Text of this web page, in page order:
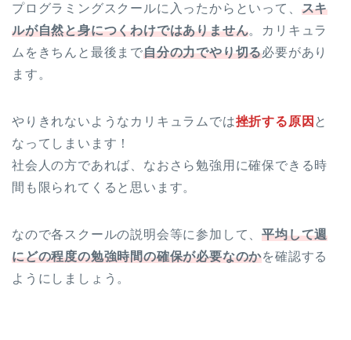
プログラミングスクールに入ったからといって、 スキ
ルが自然と身につくわけではありません。カリキュラ
ムをきちんと最後まで自分の力でやり切る必要があり
ます。
やりきれないようなカリキュラムでは挫折する原因 と
なってしまいます！
社会人の方であれば、なおさら勉強用に確保できる時
間も限られてくると思います。
なので各スクールの説明会等に参加して、平均して週
にどの程度の勉強時間の確保が必要なのかを確認する
ようにしましょう。